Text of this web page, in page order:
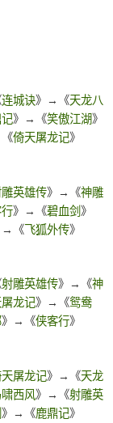
连城诀》→《天龙八
》→《笑傲江湖》
倚天屠龙记》
英雄传》→《神雕
》→《碧血剑 》
→《飞狐外传》
射雕英雄传》→《神
龙记》→《鸳鸯
》→《侠客行》
屠龙记》→《天龙
啸西风》→《射雕英
》→《鹿鼎记》